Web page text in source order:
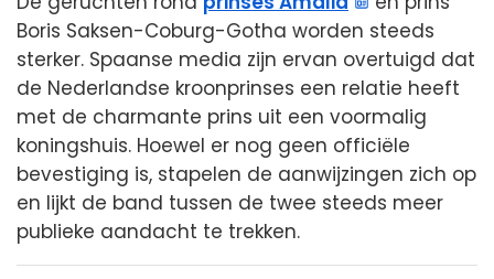
Boris Saksen-Coburg-Gotha worden steeds
sterker. Spaanse media zijn ervan overtuigd dat
de Nederlandse kroonprinses een relatie heeft
met de charmante prins uit een voormalig
koningshuis. Hoewel er nog geen officiële
bevestiging is, stapelen de aanwijzingen zich op
en lijkt de band tussen de twee steeds meer
publieke aandacht te trekken.